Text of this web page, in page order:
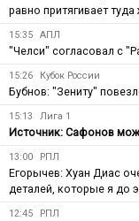
равно притягивает туда
15:35 АПЛ
"Челси" согласовал с
15:26 Кубок России
Бубнов: "Зениту"
15:13 Лига 1
Источник: Сафонов
13:00 РПЛ
Егорычев: Хуан Диас
деталей, которые я до
12:45 РПЛ